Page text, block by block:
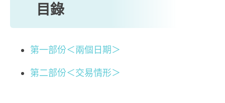
目錄
第一部份＜兩個日期＞
第二部份＜交易情形＞